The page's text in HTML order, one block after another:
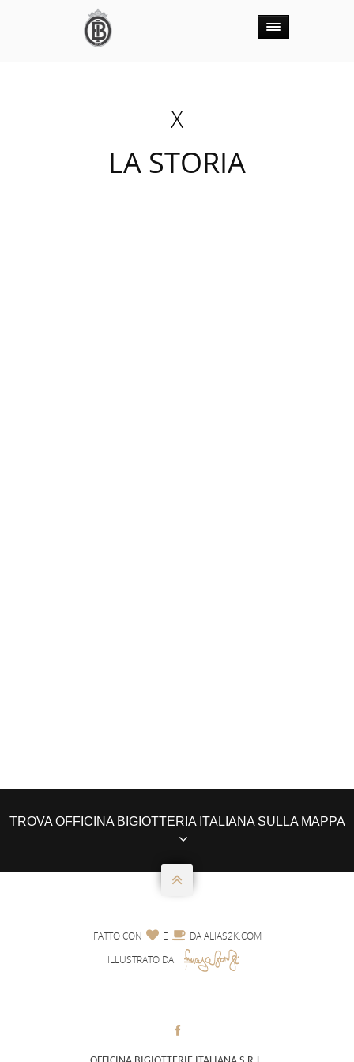
X
LA STORIA
TROVA OFFICINA BIGIOTTERIA ITALIANA SULLA MAPPA

FATTO CON  E  DAALIAS2K.COM
ILLUSTRATO DA
